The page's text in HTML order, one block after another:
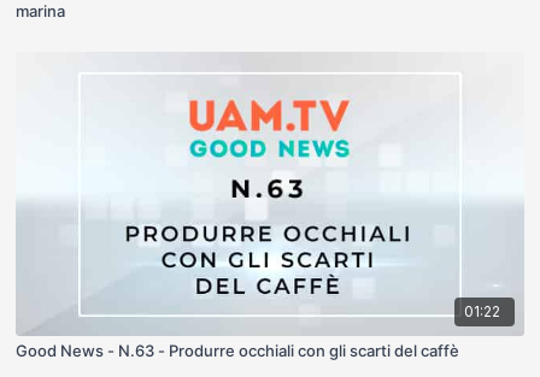
marina
01:22
Good News - N.63 - Produrre occhiali con gli scarti del caffè